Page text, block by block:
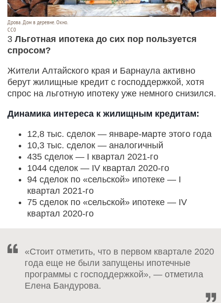
Дрова. Дом в деревне. Окно.
СС0
3 Льготная ипотека до сих пор пользуется
спросом?
Жители Алтайского края и Барнаула активно
берут жилищные кредит с господдержкой, хотя
спрос на льготную ипотеку уже немного снизился.
Динамика интереса к жилищным кредитам:
12,8 тыс. сделок — январе-марте этого года
10,3 тыс. сделок — аналогичный
435 сделок — I квартал 2021-го
1044 сделок — IV квартал 2020-го
94 сделок по «сельской» ипотеке — I
квартал 2021-го
75 сделок по «сельской» ипотеке — IV
квартал 2020-го
«Стоит отметить, что в первом квартале 2020
года еще не были запущены ипотечные
программы с господдержкой», — отметила
Елена Бандурова.